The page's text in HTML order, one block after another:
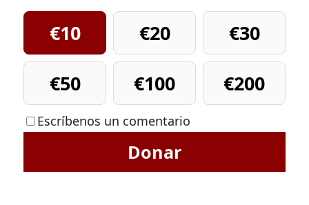
€10 €20
€30
€50
€100 €200
Escríbenos un comentario
Donar